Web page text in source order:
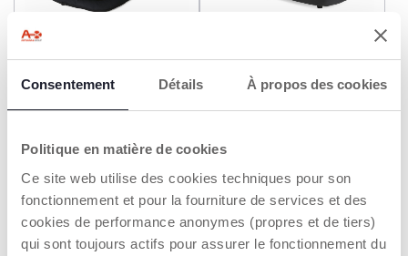
Consentement Détails À propos des cookies
Politique en matière de cookies
Ce site web utilise des cookies techniques pour son
fonctionnement et pour la fourniture de services et des
cookies de performance anonymes (propres et de tiers)
qui sont toujours actifs pour assurer le fonctionnement du
Cushy Hug Goody
35,99 €
Moustiquaire Universelle
Nacelle